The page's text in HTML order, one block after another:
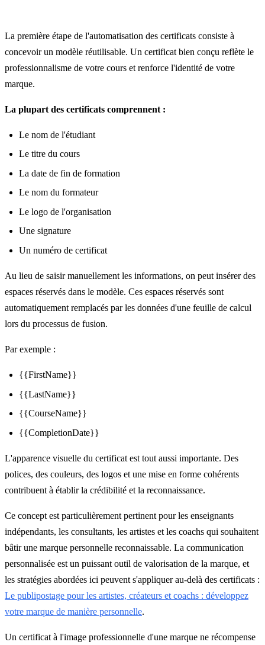
La première étape de l'automatisation des certificats consiste à
concevoir un modèle réutilisable. Un certificat bien conçu reflète le
professionnalisme de votre cours et renforce l'identité de votre
marque.
La plupart des certificats comprennent :
Le nom de l'étudiant
Le titre du cours
La date de fin de formation
Le nom du formateur
Le logo de l'organisation
Une signature
Un numéro de certificat
Au lieu de saisir manuellement les informations, on peut insérer des
espaces réservés dans le modèle. Ces espaces réservés sont
automatiquement remplacés par les données d'une feuille de calcul
lors du processus de fusion.
Par exemple :
{{FirstName}}
{{LastName}}
{{CourseName}}
{{CompletionDate}}
L'apparence visuelle du certificat est tout aussi importante. Des
polices, des couleurs, des logos et une mise en forme cohérents
contribuent à établir la crédibilité et la reconnaissance.
Ce concept est particulièrement pertinent pour les enseignants
indépendants, les consultants, les artistes et les coachs qui souhaitent
bâtir une marque personnelle reconnaissable. La communication
personnalisée est un puissant outil de valorisation de la marque, et
les stratégies abordées ici peuvent s'appliquer au-delà des certificats :
Le publipostage pour les artistes, créateurs et coachs : développez
votre marque de manière personnelle.
Un certificat à l'image professionnelle d'une marque ne récompense